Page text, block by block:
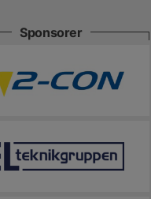
Sponsorer